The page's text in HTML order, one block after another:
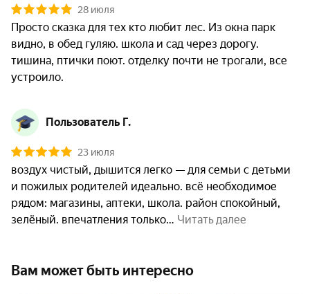
28 июля
Просто сказка для тех кто любит лес. Из окна парк
видно, в обед гуляю. школа и сад через дорогу.
тишина, птички поют. отделку почти не трогали, все
устроило.
Пользователь Г.
23 июля
воздух чистый, дышится легко — для семьи с детьми
и пожилых родителей идеально. всё необходимое
рядом: магазины, аптеки, школа. район спокойный,
зелёный. впечатления только
Читать далее
Вам может быть интересно